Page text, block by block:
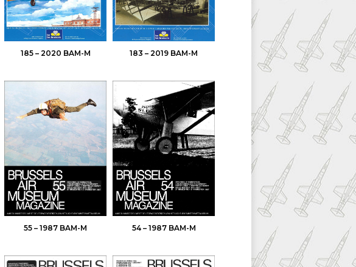
185 – 2020 BAM-M 183 – 2019 BAM-M
55 – 1987 BAM-M 54 – 1987 BAM-M